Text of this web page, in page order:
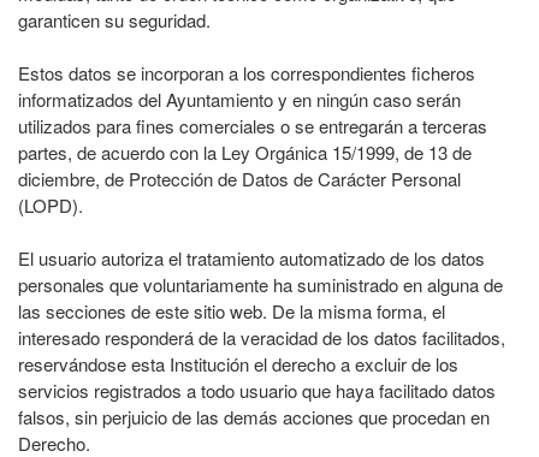
garanticen su seguridad.
Estos datos se incorporan a los correspondientes ficheros
informatizados del Ayuntamiento y en ningún caso serán
utilizados para fines comerciales o se entregarán a terceras
partes, de acuerdo con la Ley Orgánica 15/1999, de 13 de
diciembre, de Protección de Datos de Carácter Personal
(LOPD).
El usuario autoriza el tratamiento automatizado de los datos
personales que voluntariamente ha suministrado en alguna de
las secciones de este sitio web. De la misma forma, el
interesado responderá de la veracidad de los datos facilitados,
reservándose esta Institución el derecho a excluir de los
servicios registrados a todo usuario que haya facilitado datos
falsos, sin perjuicio de las demás acciones que procedan en
Derecho.